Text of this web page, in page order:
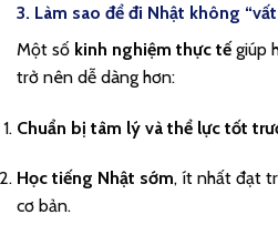
3. Làm sao để đi Nhật không “vất
Một số kinh nghiệm thực tếgiúp
trở nên dễ dàng hơn:
Chuẩn bị tâm lý và thể lực tốt
Học tiếng Nhật sớm, ít nhất đạt
cơ bản.